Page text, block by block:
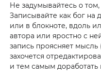
Не задумывайтесь о том,
Записывайте как бог на
или в блокноте, вдоль
автора или яростно с
запись проясняет
захочется
и тем самым доработать